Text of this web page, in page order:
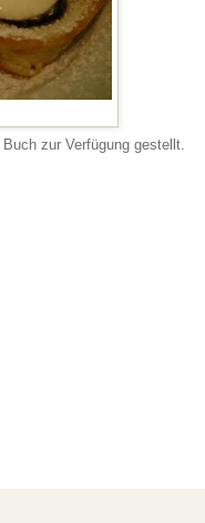
zur Verfügung gestellt.